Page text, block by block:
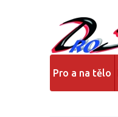
Pro a na tělo